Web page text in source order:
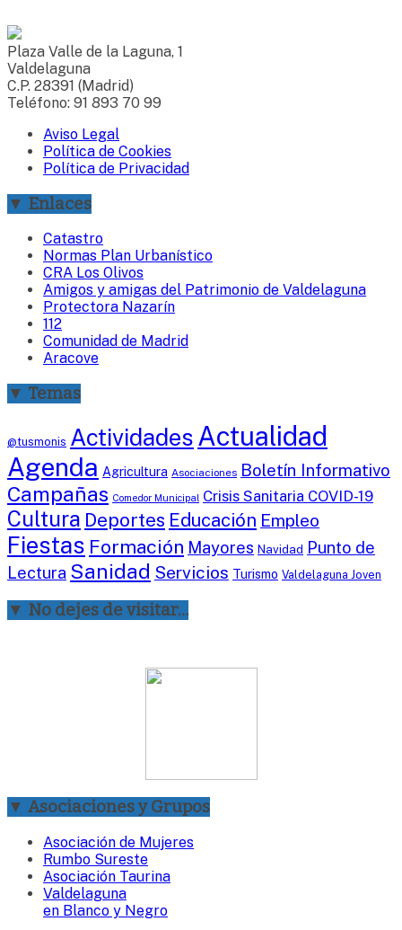
Plaza Valle de la Laguna, 1
Valdelaguna
C.P. 28391 (Madrid)
Teléfono: 91 893 70 99
Aviso Legal
Política de Cookies
Política de Privacidad
▼ Enlaces
Catastro
Normas Plan Urbanístico
CRA Los Olivos
Amigos y amigas del Patrimonio de Valdelaguna
Protectora Nazarín
112
Comunidad de Madrid
Aracove
▼ Temas
@tusmonis ActividadesActualidad
Agenda Agricultura Asociaciones Boletín Informativo
Campañas Comedor Municipal Crisis Sanitaria COVID-19
Cultura Deportes Educación Empleo
Fiestas Formación Mayores Navidad Punto de
Lectura Sanidad Servicios Turismo Valdelaguna Joven
▼ No dejes de visitar…
▼ Asociaciones y Grupos
Asociación de Mujeres
Rumbo Sureste
Asociación Taurina
Valdelaguna
en Blanco y Negro